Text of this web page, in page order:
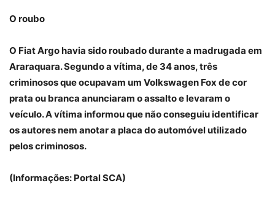
O roubo
O Fiat Argo havia sido roubado durante a madrugada em
Araraquara. Segundo a vítima, de 34 anos, três
criminosos que ocupavam um Volkswagen Fox de cor
prata ou branca anunciaram o assalto e levaram o
veículo. A vítima informou que não conseguiu identificar
os autores nem anotar a placa do automóvel utilizado
pelos criminosos.
(Informações: Portal SCA)